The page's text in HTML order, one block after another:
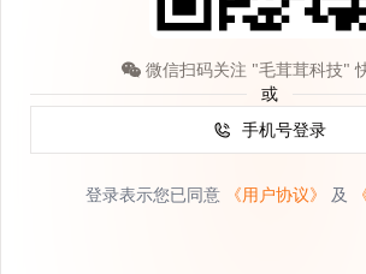
手机号登录
或
微信扫码关注 "毛茸茸科技"
登录表示您已同意 《用户协议》 及